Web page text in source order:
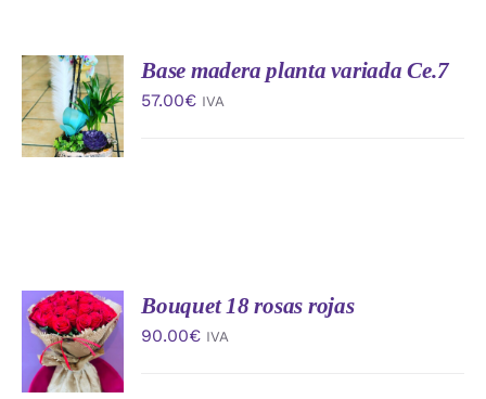
AÑADIR
AL
CARRITO
/
DETALLES
Base madera planta variada Ce.7
57.00€ IVA
AÑADIR
AL
CARRITO
/
DETALLES
Bouquet 18 rosas rojas
90.00€ IVA